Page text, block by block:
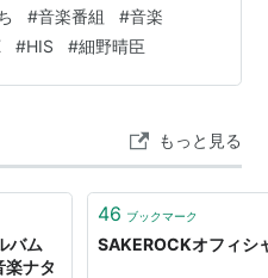
asin:B001F6ZGOS
年1月）※アナログ
、気づけば録画して楽し
イナルを迎えました。 そ
ら始まったのが「星野源
思いましたが、やはり
#音楽番組 #音楽
#HIS #細野晴臣
もっと見る
バム
楽ナタ
46 ブックマーク
SAKEROCKオフィシ